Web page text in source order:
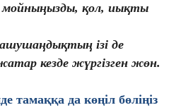
мойныңызды, қол, иықты
ізі де
кезде жүргізген жөн.
тамаққа да көңіл бөліңіз